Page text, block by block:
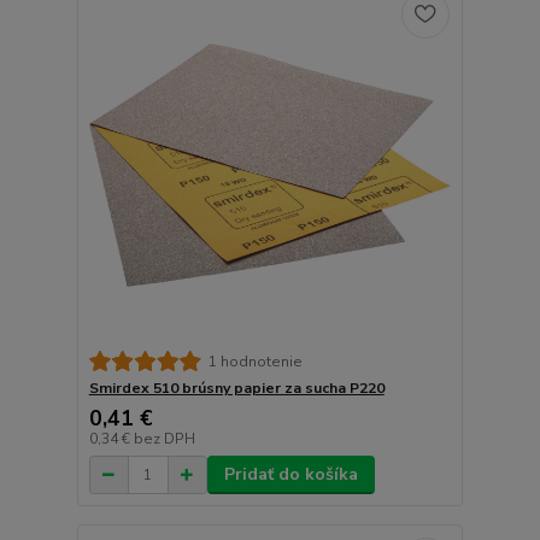
1 hodnotenie
Smirdex 510 brúsny papier za sucha P220
0,41 €
0,34 € bez DPH
Pridať do košíka